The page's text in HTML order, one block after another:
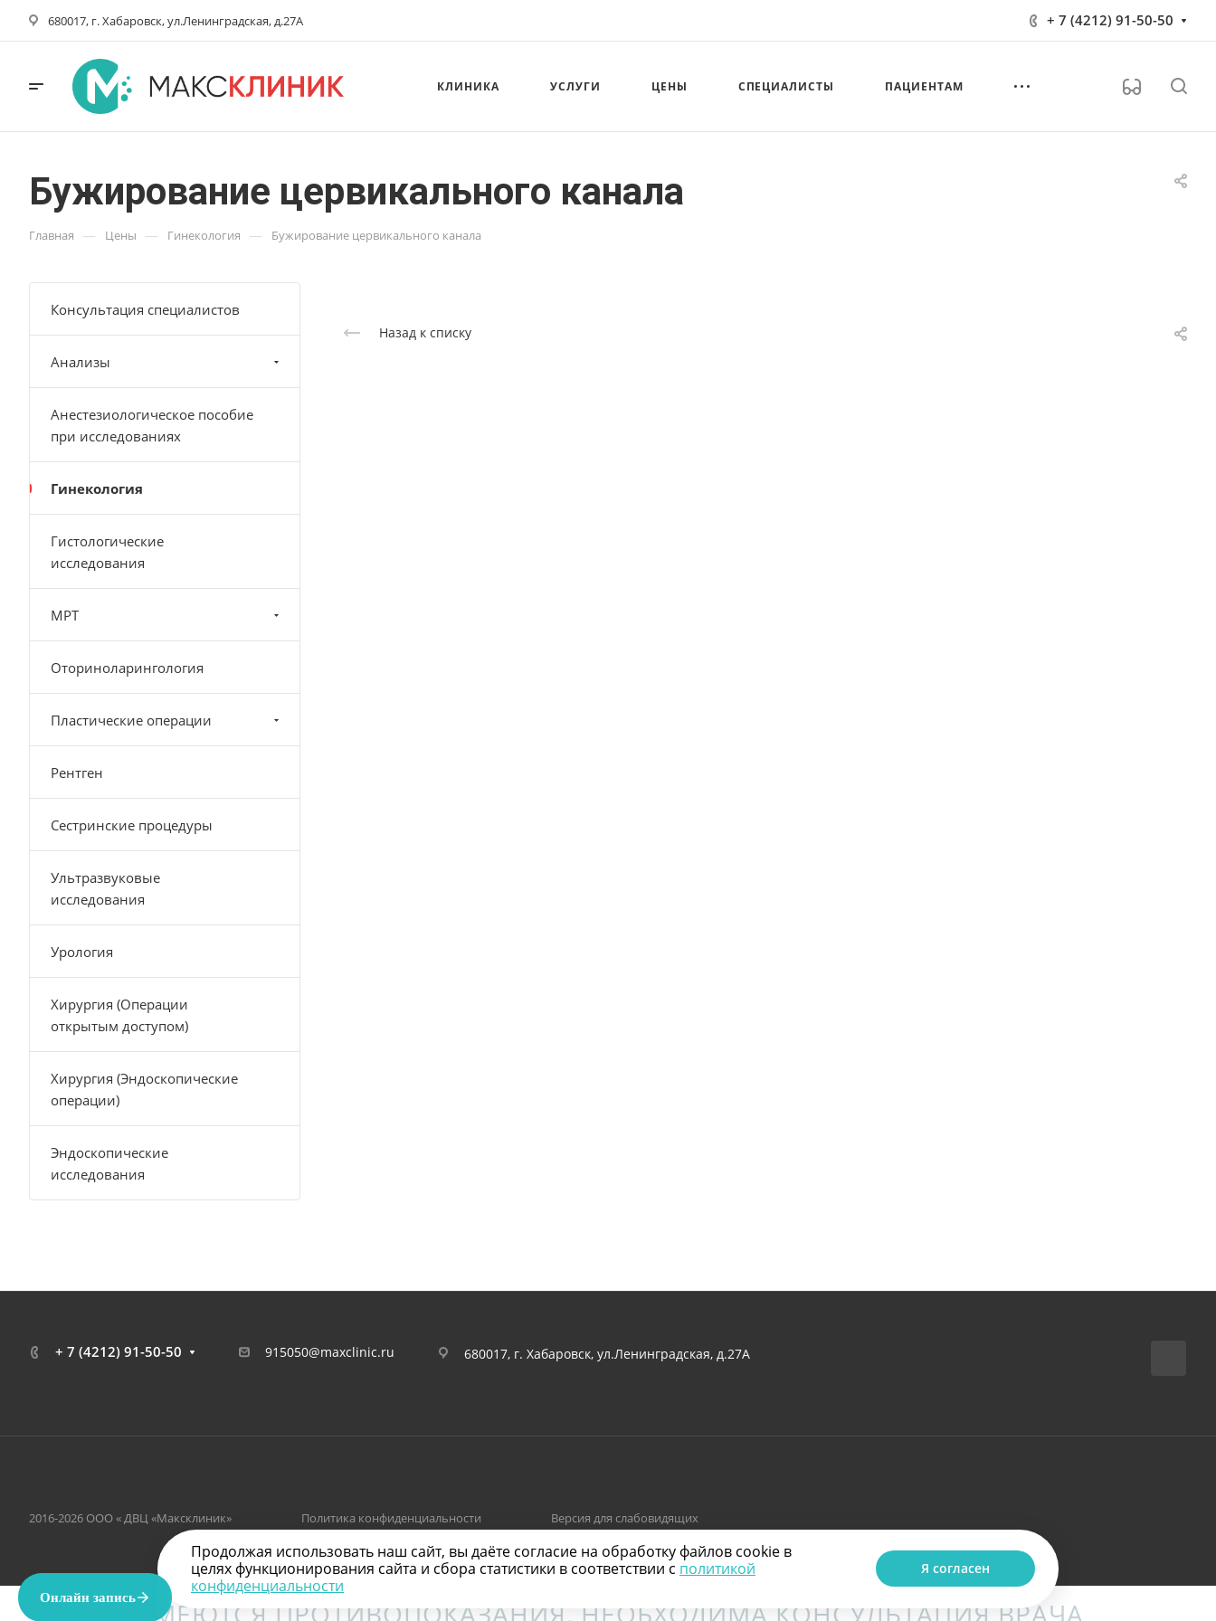
680017, г. Хабаровск, ул.Ленинградская, д.27А + 7 (4212) 91-50-50
КЛИНИКА УСЛУГИ ЦЕНЫ СПЕЦИАЛИСТЫ ПАЦИЕНТАМ
Бужирование цервикального канала
Главная — Цены — Гинекология — Бужирование цервикального канала
Назад к списку
Консультация специалистов
Анализы
Анестезиологическое пособие
при исследованиях
Гинекология
Гистологические
исследования
МРТ
Оториноларингология
Пластические операции
Рентген
Сестринские процедуры
Ультразвуковые
исследования
Урология
Хирургия (Операции
открытым доступом)
Хирургия (Эндоскопические
операции)
Эндоскопические
исследования
+ 7 (4212) 91-50-50 915050@maxclinic.ru 680017, г. Хабаровск, ул.Ленинградская, д.27А
2016-2026 ООО « ДВЦ «Максклиник» Политика конфиденциальности Версия для слабовидящих
ИМЕЮТСЯ ПРОТИВОПОКАЗАНИЯ. НЕОБХОДИМА КОНСУЛЬТАЦИЯ ВРАЧА
Продолжая использовать наш сайт, вы даёте согласие на обработку файлов cookie в
целях функционирования сайта и сбора статистики в соответствии с политикой
конфиденциальности
Я согласен